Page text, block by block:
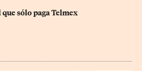
sólo paga Telmex